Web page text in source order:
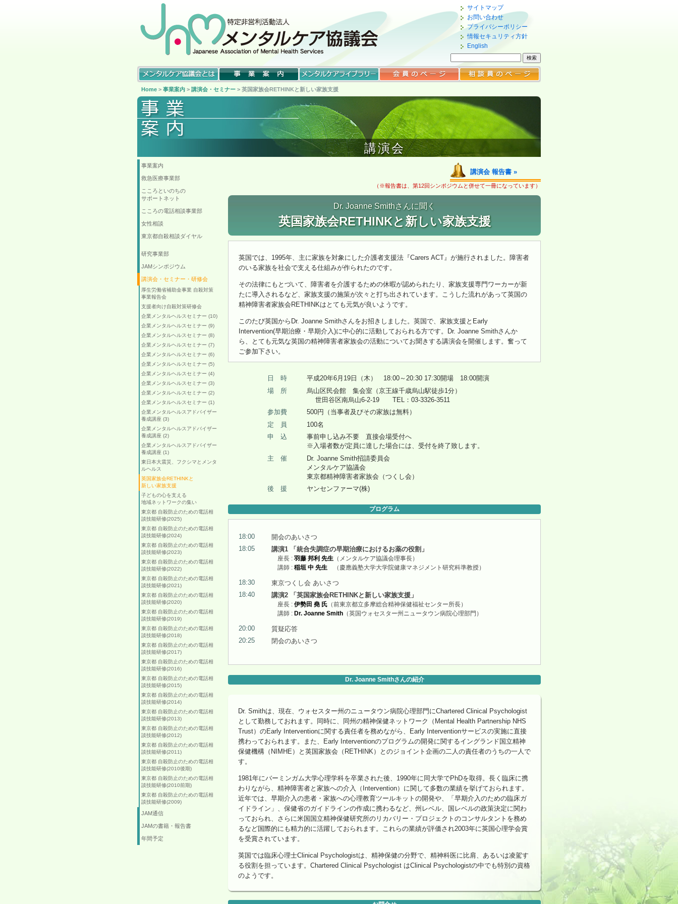
サイトマップ
お問い合わせ
プライバシーポリシー
情報セキュリティ方針
English
Home > 事業案内 > 講演会・セミナー > 英国家族会RETHINKと新しい家族支援
講演会
講演会 報告書 »
（※報告書は、第12回シンポジウムと併せて一冊になっています）
Dr. Joanne Smithさんに聞く
英国家族会RETHINKと新しい家族支援
英国では、1995年、主に家族を対象にした介護者支援法『Carers ACT』が施行されました。障害者
のいる家族を社会で支える仕組みが作られたのです。
その法律にもとづいて、障害者を介護するための休暇が認められたり、家族支援専門ワーカーが新
たに導入されるなど、家族支援の施策が次々と打ち出されています。こうした流れがあって英国の
精神障害者家族会RETHINKはとても元気が良いようです。
このたび英国からDr. Joanne Smithさんをお招きしました。英国で、家族支援とEarly
Intervention(早期治療・早期介入)に中心的に活動しておられる方です。Dr. Joanne Smithさんか
ら、とても元気な英国の精神障害者家族会の活動についてお聞きする講演会を開催します。奮って
ご参加下さい。
日 時
平成20年6月19日（木） 18:00～20:30 17:30開場 18:00開演
場 所
烏山区民会館 集会室（京王線千歳烏山駅徒歩1分）
世田谷区南烏山6-2-19 TEL：03-3326-3511
参加費
500円（当事者及びその家族は無料）
定 員
100名
申 込
事前申し込み不要 直接会場受付へ
※入場者数が定員に達した場合には、受付を終了致します。
主 催
Dr. Joanne Smith招請委員会
メンタルケア協議会
東京都精神障害者家族会（つくし会）
後 援
ヤンセンファーマ(株)
プログラム
18:00
開会のあいさつ
18:05
講演1 「統合失調症の早期治療におけるお薬の役割」
座長 : 羽藤 邦利 先生 （メンタルケア協議会理事長）
講師 : 稲垣 中 先生 （慶應義塾大学大学院健康マネジメント研究科準教授）
18:30
東京つくし会 あいさつ
18:40
講演2 「英国家族会RETHINKと新しい家族支援」
座長 : 伊勢田 堯 氏 （前東京都立多摩総合精神保健福祉センター所長）
講師 : Dr. Joanne Smith （英国ウォセスター州ニュータウン病院心理部門）
20:00
質疑応答
20:25
閉会のあいさつ
Dr. Joanne Smithさんの紹介
Dr. Smithは、現在、ウォセスター州のニュータウン病院心理部門にChartered Clinical Psychologist
として勤務しておれます。同時に、同州の精神保健ネットワーク（Mental Health Partnership NHS
Trust）のEarly Interventionに関する責任者を務めながら、Early Interventionサービスの実施に直接
携わっておられます。また、Early Interventionのプログラムの開発に関するイングランド国立精神
保健機構（NIMHE）と英国家族会（RETHINK）とのジョイント企画の二人の責任者のうちの一人で
す。
1981年にバーミンガム大学心理学科を卒業された後、1990年に同大学でPhDを取得。長く臨床に携
わりながら、精神障害者と家族への介入（Intervention）に関して多数の業績を挙げておられます。
近年では、早期介入の患者・家族への心理教育ツールキットの開発や、「早期介入のための臨床ガ
イドライン」、保健省のガイドラインの作成に携わるなど、州レベル、国レベルの政策決定に関わ
っておられ、さらに米国国立精神保健研究所のリカバリー・プロジェクトのコンサルタントを務め
るなど国際的にも精力的に活躍しておられます。これらの業績が評価され2003年に英国心理学会賞
を受賞されています。
英国では臨床心理士Clinical Psychologistは、精神保健の分野で、精神科医に比肩、あるいは凌駕す
る役割を担っています。Chartered Clinical Psychologist はClinical Psychologistの中でも特別の資格
のようです。
事業案内
救急医療事業部
こころといのちの
サポートネット
こころの電話相談事業部
女性相談
東京都自殺相談ダイヤル
研究事業部
JAMシンポジウム
講演会・セミナー・研修会
厚生労働省補助金事業 自殺対策
事業報告会
支援者向け自殺対策研修会
企業メンタルヘルスセミナー (10)
企業メンタルヘルスセミナー (9)
企業メンタルヘルスセミナー (8)
企業メンタルヘルスセミナー (7)
企業メンタルヘルスセミナー (6)
企業メンタルヘルスセミナー (5)
企業メンタルヘルスセミナー (4)
企業メンタルヘルスセミナー (3)
企業メンタルヘルスセミナー (2)
企業メンタルヘルスセミナー (1)
企業メンタルヘルスアドバイザー
養成講座 (3)
企業メンタルヘルスアドバイザー
養成講座 (2)
企業メンタルヘルスアドバイザー
養成講座 (1)
東日本大震災、フクシマとメンタ
ルヘルス
英国家族会RETHINKと
新しい家族支援
子どもの心を支える
地域ネットワークの集い
東京都 自殺防止のための電話相
談技能研修(2025)
東京都 自殺防止のための電話相
談技能研修(2024)
東京都 自殺防止のための電話相
談技能研修(2023)
東京都 自殺防止のための電話相
談技能研修(2022)
東京都 自殺防止のための電話相
談技能研修(2021)
東京都 自殺防止のための電話相
談技能研修(2020)
東京都 自殺防止のための電話相
談技能研修(2019)
東京都 自殺防止のための電話相
談技能研修(2018)
東京都 自殺防止のための電話相
談技能研修(2017)
東京都 自殺防止のための電話相
談技能研修(2016)
東京都 自殺防止のための電話相
談技能研修(2015)
東京都 自殺防止のための電話相
談技能研修(2014)
東京都 自殺防止のための電話相
談技能研修(2013)
東京都 自殺防止のための電話相
談技能研修(2012)
東京都 自殺防止のための電話相
談技能研修(2011)
東京都 自殺防止のための電話相
談技能研修(2010後期)
東京都 自殺防止のための電話相
談技能研修(2010前期)
東京都 自殺防止のための電話相
談技能研修(2009)
JAM通信
JAMの書籍・報告書
年間予定